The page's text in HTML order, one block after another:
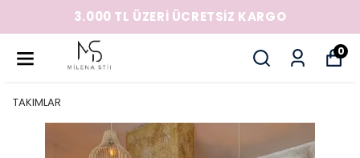
3.000 TL ÜZERİ ÜCRETSİZ KARGO
0
TAKIMLAR